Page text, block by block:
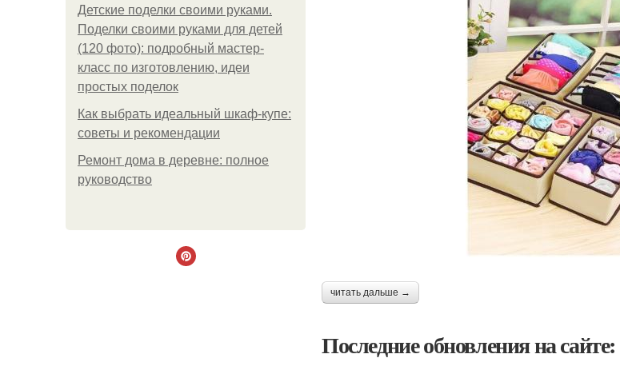
Детские поделки своими руками.
Поделки своими руками для детей
(120 фото): подробный мастер-
класс по изготовлению, идеи
простых поделок
Как выбрать идеальный шкаф-купе:
советы и рекомендации
Ремонт дома в деревне: полное
руководство
читать дальше →
Последние обновления на сайте: